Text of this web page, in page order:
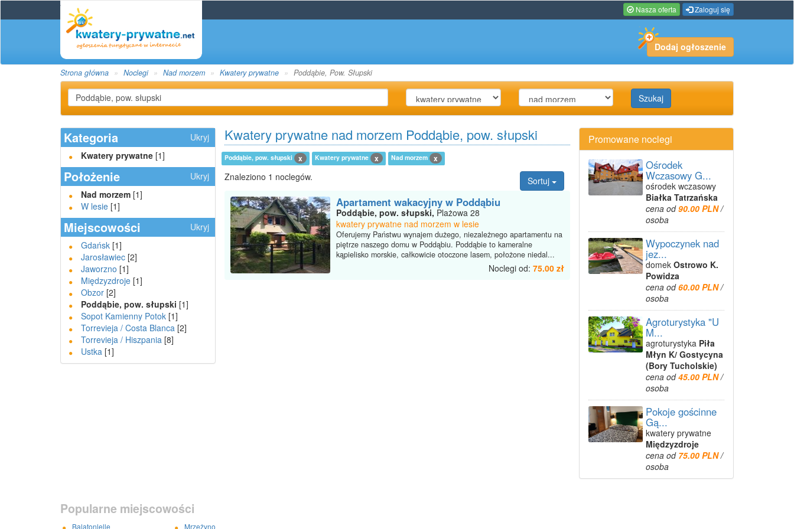
Nasza oferta Zaloguj się
Dodaj ogłoszenie
Strona główna Noclegi Nad morzem Kwatery prywatne Poddąbie, Pow. Słupski
Szukaj
Kategoria
Ukryj
Kwatery prywatne [1]
Położenie
Ukryj
Nad morzem [1]
W lesie [1]
Miejscowości
Ukryj
Gdańsk [1]
Jarosławiec [2]
Jaworzno [1]
Międzyzdroje [1]
Obzor [2]
Poddąbie, pow. słupski [1]
Sopot Kamienny Potok [1]
Torrevieja / Costa Blanca [2]
Torrevieja / Hiszpania [8]
Ustka [1]
Kwatery prywatne nad morzem Poddąbie, pow. słupski
Poddąbie, pow. słupski x Kwatery prywatne x Nad morzem x
Znaleziono 1 noclegów. Sortuj
Apartament wakacyjny w Poddąbiu
Poddąbie, pow. słupski, Plażowa 28
kwatery prywatne nad morzem w lesie
Oferujemy Państwu wynajem dużego, niezależnego apartamentu na
piętrze naszego domu w Poddąbiu. Poddąbie to kameralne
kąpielisko morskie, całkowicie otoczone lasem, położone niedal...
Noclegi od: 75.00 zł
Promowane noclegi
Ośrodek
Wczasowy G...
ośrodek wczasowy
Białka Tatrzańska
cena od90.00 PLN/
osoba
Wypoczynek nad
jez...
domek Ostrowo K.
Powidza
cena od60.00 PLN/
osoba
Agroturystyka "U
M...
agroturystyka Piła
Młyn K/ Gostycyna
(Bory Tucholskie)
cena od45.00 PLN/
osoba
Pokoje gościnne
Gą...
kwatery prywatne
Międzyzdroje
cena od 75.00 PLN/
osoba
Popularne miejscowości
Balatonlelle Mrzeżyno